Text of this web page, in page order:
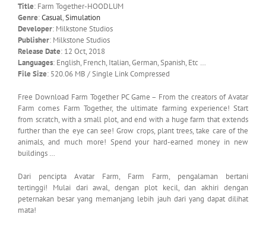
Title: Farm Together-HOODLUM
Genre:Casual,Simulation
Developer: Milkstone Studios
Publisher: Milkstone Studios
Release Date: 12 Oct, 2018
Languages: English, French, Italian, German, Spanish, Etc …
File Size: 520.06 MB / Single Link Compressed
Free Download Farm Together PC Game – From the creators of Avatar
Farm comes Farm Together, the ultimate farming experience! Start
from scratch, with a small plot, and end with a huge farm that extends
further than the eye can see! Grow crops, plant trees, take care of the
animals, and much more! Spend your hard-earned money in new
buildings …
Dari pencipta Avatar Farm, Farm Farm, pengalaman bertani
tertinggi! Mulai dari awal, dengan plot kecil, dan akhiri dengan
peternakan besar yang memanjang lebih jauh dari yang dapat dilihat
mata!